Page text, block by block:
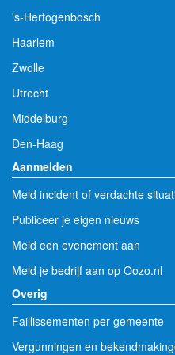
's-Hertogenbosch
Haarlem
Zwolle
Utrecht
Middelburg
Den-Haag
Aanmelden
Meld incident of verdachte
Publiceer je eigen nieuws
Meld een evenement aan
Meld je bedrijf aan op Oozo.nl
Overig
Faillissementen per gemeente
Vergunningen en